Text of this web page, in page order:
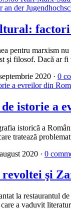
pentru marxism nu
şi filosof. Dacă ar
2020 · 0
de istorie a
istorică a
tratează
2020 · 0
şi
la restaurantul
a vaduvit